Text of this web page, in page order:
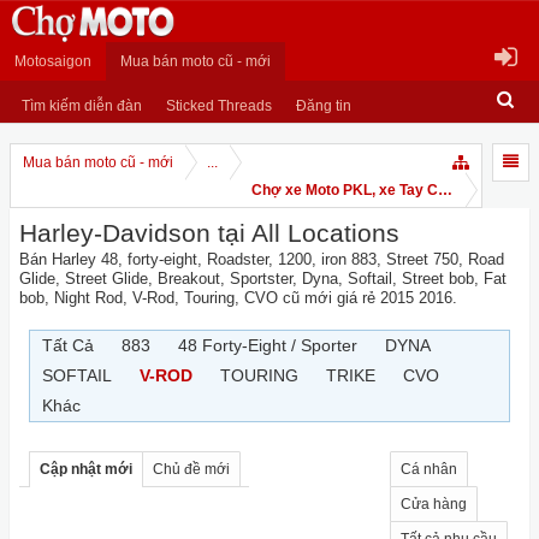
Motosaigon Mua bán moto cũ - mới
Tìm kiếm diễn đàn Sticked Threads Đăng tin
Mua bán moto cũ - mới
...
Chợ xe Moto PKL, xe Tay Côn
Harley-Davidson tại All Locations
Bán Harley 48, forty-eight, Roadster, 1200, iron 883, Street 750, Road
Glide, Street Glide, Breakout, Sportster, Dyna, Softail, Street bob, Fat
bob, Night Rod, V-Rod, Touring, CVO cũ mới giá rẻ 2015 2016.
Tất Cả 883 48 Forty-Eight / Sporter
DYNA
SOFTAIL
V-ROD TOURING TRIKE
CVO
Khác
Cập nhật mới Chủ đề mới Cá nhân
Cửa hàng